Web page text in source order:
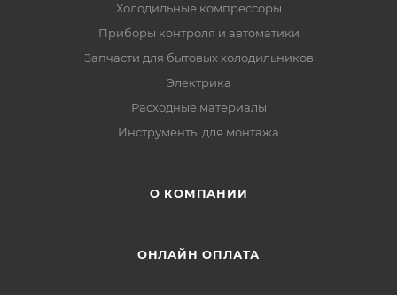
Холодильные компрессоры
Приборы контроля и автоматики
Запчасти для бытовых холодильников
Электрика
Расходные материалы
Инструменты для монтажа
О КОМПАНИИ
ОНЛАЙН ОПЛАТА